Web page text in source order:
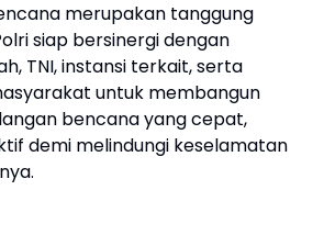
merupakan tanggung
siap bersinergi dengan
TNI, instansi terkait, serta
untuk membangun
bencana yang cepat,
demi melindungi keselamatan